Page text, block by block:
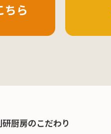
ちら
研厨房のこだわり